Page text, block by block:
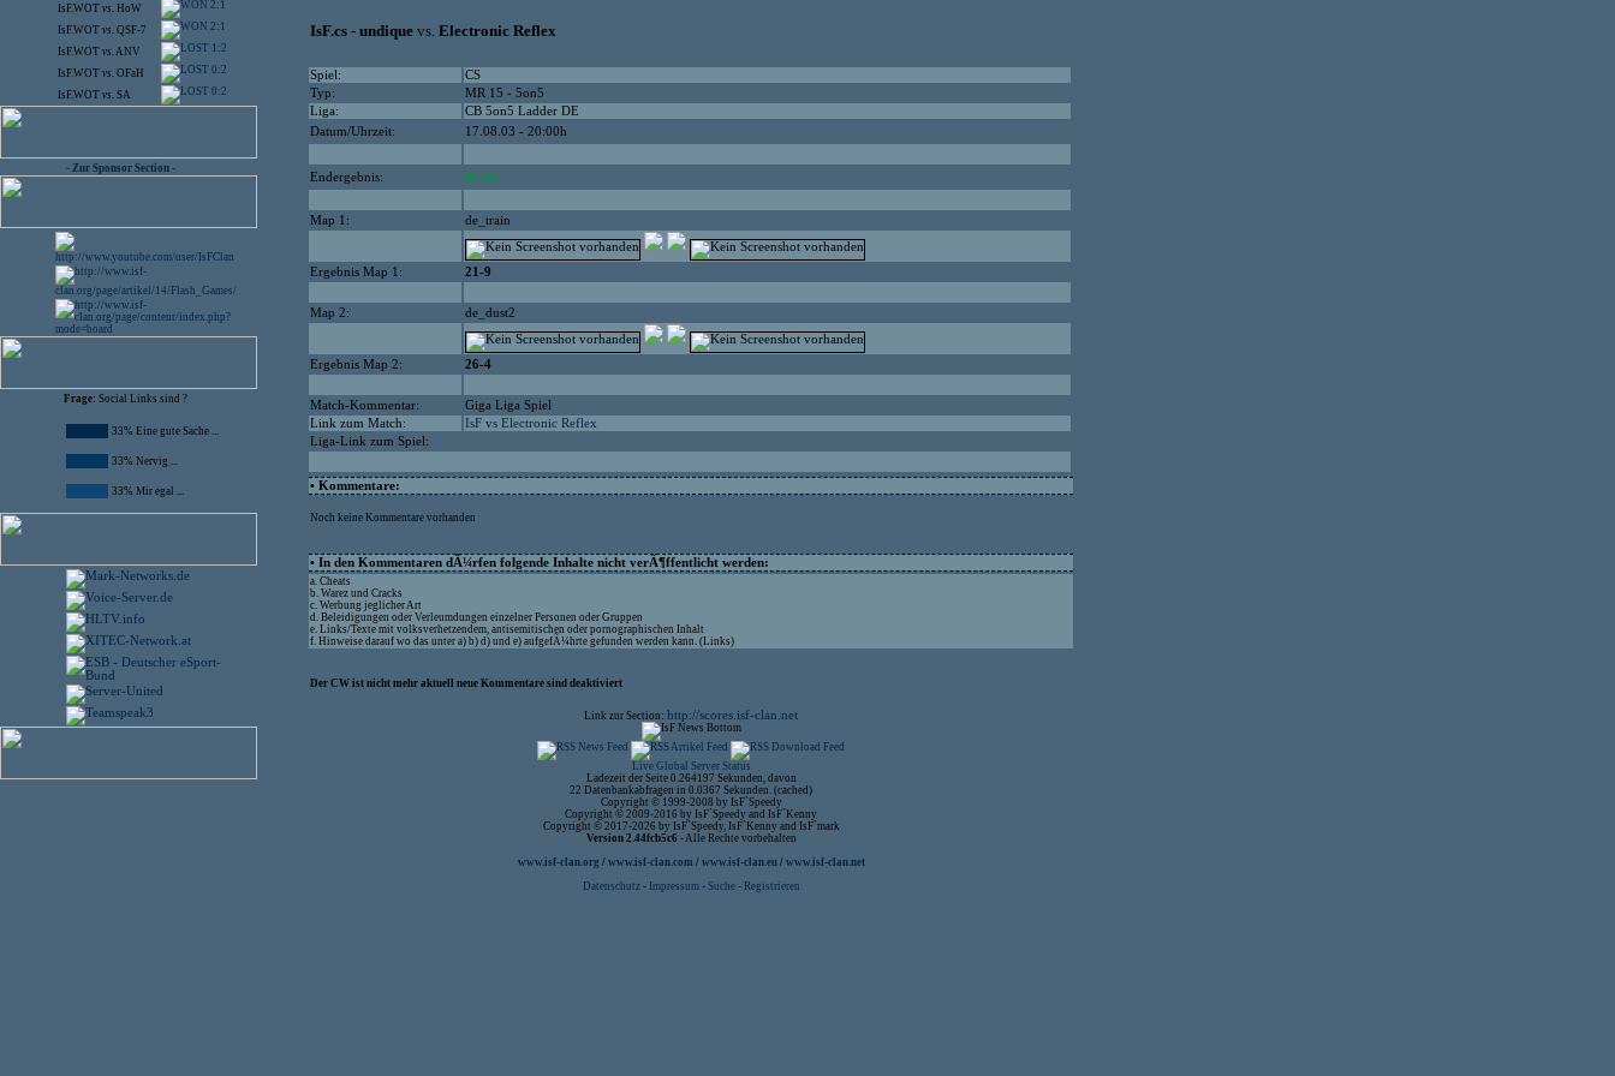
IsF.WOT vs. HoW 2:1
IsF.WOT vs. QSF-7 2:1
IsF.WOT vs.ANV 1:2
IsF.WOT vs. OFaH 0:2
IsF.WOT vs. SA 0:2
- Zur Sponsor Section -
Frage: Social Links sind ?
33% Eine gute Sache ...
33% Nervig ...
33% Mir egal ...
IsF.cs - undique vs. Electronic Reflex
Spiel:
CS
Typ:
MR 15 - 5on5
Liga:
CB 5on5 Ladder DE
Datum/Uhrzeit:
17.08.03 - 20:00h
Endergebnis: 47:13
Map 1: de_train
Ergebnis Map 1: 21-9
Map 2: de_dust2
Ergebnis Map 2: 26-4
Match-Kommentar:
Giga Liga Spiel
Link zum Match:
IsF vs Electronic Reflex
Liga-Link zum Spiel:
• Kommentare:
Noch keine Kommentare vorhanden
• In den Kommentaren dÃ¼rfen folgende Inhalte nicht verÃ¶ffentlicht werden:
a. Cheats
b. Warez und Cracks
c. Werbung jeglicher Art
d. Beleidigungen oder Verleumdungen einzelner Personen oder Gruppen
e. Links/Texte mit volksverhetzendem, antisemitischen oder pornographischen Inhalt
f. Hinweise darauf wo das unter a) b) d) und e) aufgefÃ¼hrte gefunden werden kann. (Links)
Der CW ist nicht mehr aktuell neue Kommentare sind deaktiviert
Link zur Section: http://scores.isf-clan.net
Live Global Server Status
Ladezeit der Seite 0.264197 Sekunden, davon
22 Datenbankabfragen in 0.0367 Sekunden. (cached)
Copyright © 1999-2008 by IsF`Speedy
Copyright © 2009-2016 by IsF`Speedy and IsF`Kenny
Copyright © 2017-2026 by IsF`Speedy, IsF`Kenny and IsF`mark
Version 2.44fcb5c6 - Alle Rechte vorbehalten
www.isf-clan.org / www.isf-clan.com / www.isf-clan.eu/ www.isf-clan.net
Datenschutz - Impressum- Suche- Registrieren